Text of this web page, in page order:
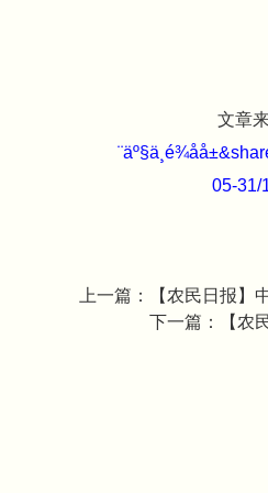
文章
05-31/
上一篇：
【农民日报】
下一篇：
【农